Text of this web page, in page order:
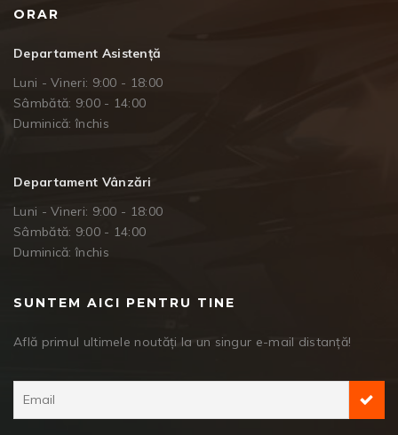
ORAR
Departament Asistență
Luni - Vineri: 9:00 - 18:00
Sâmbătă: 9:00 - 14:00
Duminică: închis
Departament Vânzări
Luni - Vineri: 9:00 - 18:00
Sâmbătă: 9:00 - 14:00
Duminică: închis
SUNTEM AICI PENTRU TINE
Află primul ultimele noutăți la un singur e-mail distanță!